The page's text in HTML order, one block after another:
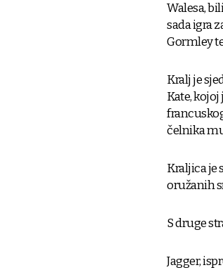
Walesa,
sada igra
Gormley
Kralj je
Kate,
čelnika
Kraljica je
oružanih
S druge
Jagger,